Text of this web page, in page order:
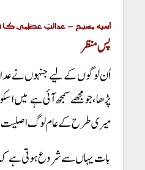
آسیہ مسیح – عدالتِ عظمی کا
پس منظر
اُن لوگوں کے لیے جنہوں نے
پڑھا، جو مجھے سمجھ آئی ہےمیں
میری طرح کے عام لوگ
بات یہاں سے شروع ہوتی ہے